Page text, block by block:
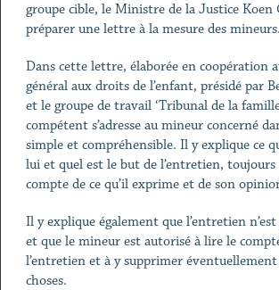
groupe cible, le Ministre de la Justice Koen
préparer une lettre à la mesure des mineurs.
Dans cette lettre, élaborée en coopération
général aux droits de l’enfant, présidé par
et le groupe de travail ‘Tribunal de la
compétent s’adresse au mineur concerné
simple et compréhensible. Il y explique ce
lui et quel est le but de l’entretien,
compte de ce qu’il exprime et de son
Il y explique également que l’entretien
et que le mineur est autorisé à lire le
l’entretien et à y supprimer
choses.